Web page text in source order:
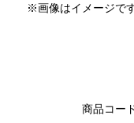
※画像はイメージです
商品コー